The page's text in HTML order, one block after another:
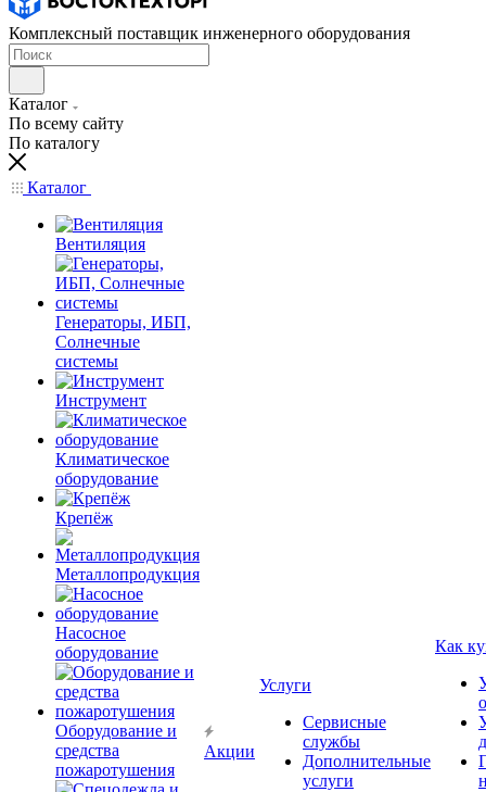
Комплексный поставщик инженерного оборудования
Каталог
По всему сайту
По каталогу
Каталог
Вентиляция
Генераторы, ИБП,
Солнечные
системы
Инструмент
Климатическое
оборудование
Крепёж
Металлопродукция
Насосное
оборудование
Оборудование и
средства
пожаротушения
Акции
Услуги
Сервисные
службы
Дополнительные
услуги
Как